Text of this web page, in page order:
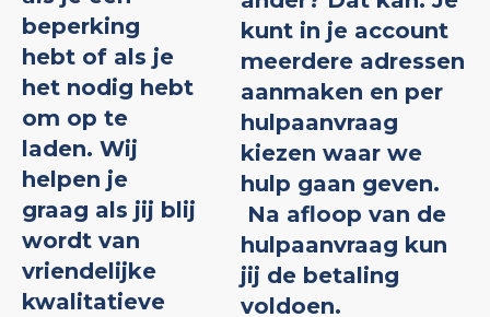
beperking
hebt of als je
het nodig hebt
om op te
laden. Wij
helpen je
graag als jij blij
wordt van
vriendelijke
kwalitatieve
kunt in je account
meerdere adressen
aanmaken en per
hulpaanvraag
kiezen waar we
hulp gaan geven.
Na afloop van de
hulpaanvraag kun
jij de betaling
voldoen.